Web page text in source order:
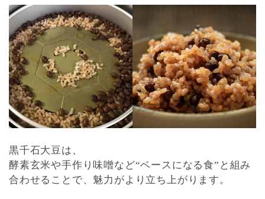
黒千石大豆は、
酵素玄米や手作り味噌など“ベースになる食”と組み
合わせることで、魅力がより立ち上がります。